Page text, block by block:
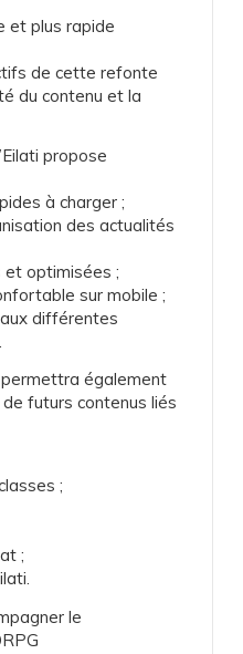
et plus rapide
de cette refonte
du contenu et la
propose
à charger ;
des actualités
et optimisées ;
sur mobile ;
différentes
également
futurs contenus liés
;
;
le